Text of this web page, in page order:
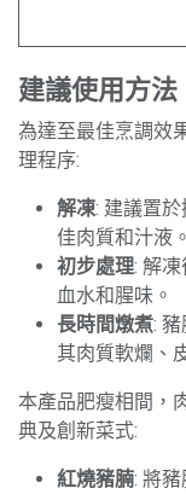
建議使用方法
為達至最佳烹調效
理程序:
解凍: 建議置
佳肉質和汁液。
初步處理: 解
血水和腥味。
長時間燉煮:
其肉質軟爛、
本產品肥瘦相間，
典及創新菜式:
紅燒豬腩: 將